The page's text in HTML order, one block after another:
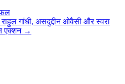
गांधी, असदुद्दीन ओवैसी और स्‍वरा
एक्शन →